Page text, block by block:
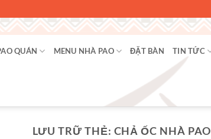
QUÁN MENU NHÀ PAO ĐẶT BÀN TIN TỨC
LƯU TRỮ THẺ: CHẢ ỐC NHÀ PAO